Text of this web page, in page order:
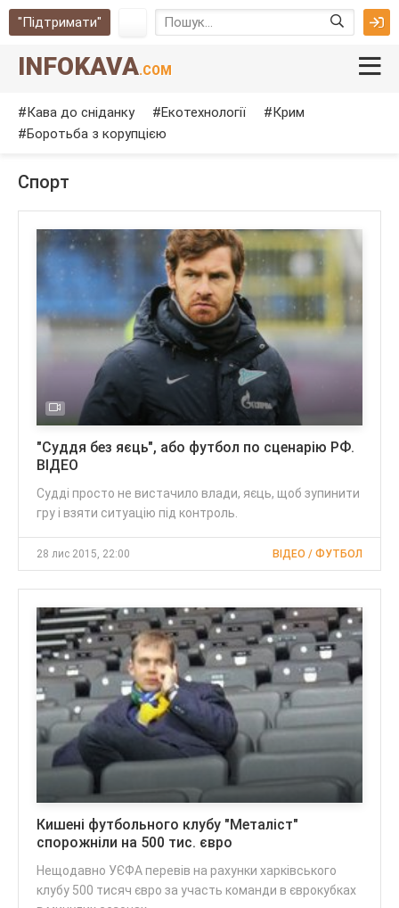
"Підтримати"
INFOKAVA.COM
Кава до сніданку Екотехнології
Крим
Боротьба з корупцією
Спорт
"Суддя без яєць", або футбол по сценарію РФ.
ВІДЕО
Судді просто не вистачило влади, яєць, щоб зупинити
гру і взяти ситуацію під контроль.
28 лис 2015, 22:00 ВІДЕО / ФУТБОЛ
Кишені футбольного клубу "Металіст"
спорожніли на 500 тис. євро
Нещодавно УЄФА перевів на рахунки харківського
клубу 500 тисяч євро за участь команди в єврокубках